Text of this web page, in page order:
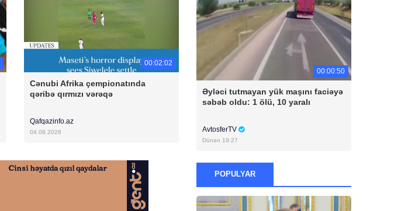
00:02:02
Cənubi Afrika çempionatında
qəribə qırmızı vərəqə
Qafqazinfo.az
04.08.2026
00:00:50
Əyləci tutmayan yük maşını faciəyə
səbəb oldu: 1 ölü, 10 yaralı
AvtosferTV
Dünən 19:27
POPULYAR